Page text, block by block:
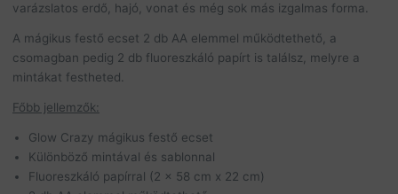
varázslatos erdő, hajó, vonat és még sok más izgalmas forma.
A mágikus festő ecset 2 db AA elemmel működtethető, a
csomagban pedig 2 db fluoreszkáló papírt is találsz, melyre a
mintákat festheted.
Főbb jellemzők:
Glow Crazy mágikus festő ecset
Különböző mintával és sablonnal
Fluoreszkáló papírral (2 x 58 cm x 22 cm)